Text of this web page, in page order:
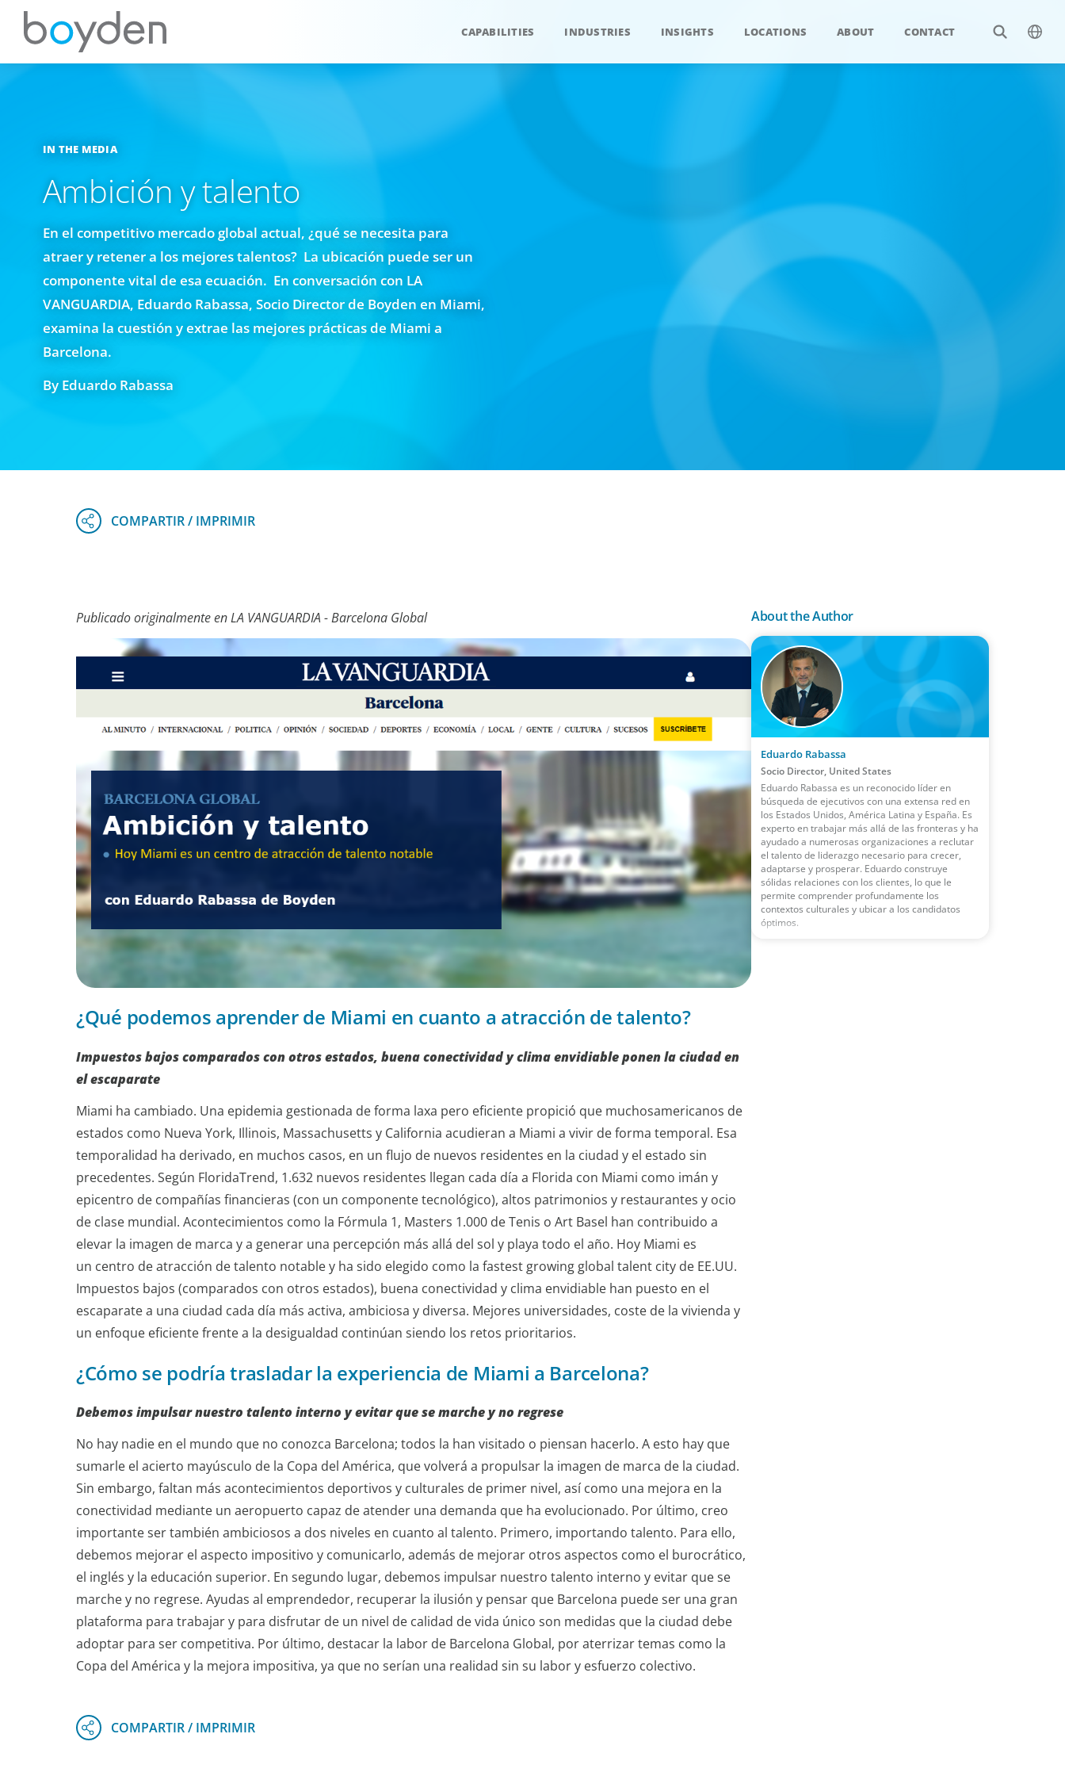
CAPABILITIES INDUSTRIES INSIGHTS LOCATIONS ABOUT CONTACT
IN THE MEDIA
Ambición y talento
En el competitivo mercado global actual, ¿qué se necesita para
atraer y retener a los mejores talentos? La ubicación puede ser un
componente vital de esa ecuación. En conversación con LA
VANGUARDIA, Eduardo Rabassa, Socio Director de Boyden en Miami,
examina la cuestión y extrae las mejores prácticas de Miami a
Barcelona.
By Eduardo Rabassa
Publicado originalmente en LA VANGUARDIA - Barcelona Global
¿Qué podemos aprender de Miami en cuanto a atracción de talento?
Impuestos bajos comparados con otros estados, buena conectividad y clima envidiable ponen la ciudad en
el escaparate
Miami ha cambiado. Una epidemia gestionada de forma laxa pero eficiente propició que muchosamericanos de
estados como Nueva York, Illinois, Massachusetts y California acudieran a Miami a vivir de forma temporal. Esa
temporalidad ha derivado, en muchos casos, en un flujo de nuevos residentes en la ciudad y el estado sin
precedentes. Según FloridaTrend, 1.632 nuevos residentes llegan cada día a Florida con Miami como imán y
epicentro de compañías financieras (con un componente tecnológico), altos patrimonios y restaurantes y ocio
de clase mundial. Acontecimientos como la Fórmula 1, Masters 1.000 de Tenis o Art Basel han contribuido a
elevar la imagen de marca y a generar una percepción más allá del sol y playa todo el año. Hoy Miami es
un centro de atracción de talento notable y ha sido elegido como la fastest growing global talent city de EE.UU.
Impuestos bajos (comparados con otros estados), buena conectividad y clima envidiable han puesto en el
escaparate a una ciudad cada día más activa, ambiciosa y diversa. Mejores universidades, coste de la vivienda y
un enfoque eficiente frente a la desigualdad continúan siendo los retos prioritarios.
¿Cómo se podría trasladar la experiencia de Miami a Barcelona?
Debemos impulsar nuestro talento interno y evitar que se marche y no regrese
No hay nadie en el mundo que no conozca Barcelona; todos la han visitado o piensan hacerlo. A esto hay que
sumarle el acierto mayúsculo de la Copa del América, que volverá a propulsar la imagen de marca de la ciudad.
Sin embargo, faltan más acontecimientos deportivos y culturales de primer nivel, así como una mejora en la
conectividad mediante un aeropuerto capaz de atender una demanda que ha evolucionado. Por último, creo
importante ser también ambiciosos a dos niveles en cuanto al talento. Primero, importando talento. Para ello,
debemos mejorar el aspecto impositivo y comunicarlo, además de mejorar otros aspectos como el burocrático,
el inglés y la educación superior. En segundo lugar, debemos impulsar nuestro talento interno y evitar que se
marche y no regrese. Ayudas al emprendedor, recuperar la ilusión y pensar que Barcelona puede ser una gran
plataforma para trabajar y para disfrutar de un nivel de calidad de vida único son medidas que la ciudad debe
adoptar para ser competitiva. Por último, destacar la labor de Barcelona Global, por aterrizar temas como la
Copa del América y la mejora impositiva, ya que no serían una realidad sin su labor y esfuerzo colectivo.
About the Author
Eduardo Rabassa
Socio Director, United States
Eduardo Rabassa es un reconocido líder en
búsqueda de ejecutivos con una extensa red en
los Estados Unidos, América Latina y España. Es
experto en trabajar más allá de las fronteras y ha
ayudado a numerosas organizaciones a reclutar
el talento de liderazgo necesario para crecer,
adaptarse y prosperar. Eduardo construye
sólidas relaciones con los clientes, lo que le
permite comprender profundamente los
contextos culturales y ubicar a los candidatos
óptimos.